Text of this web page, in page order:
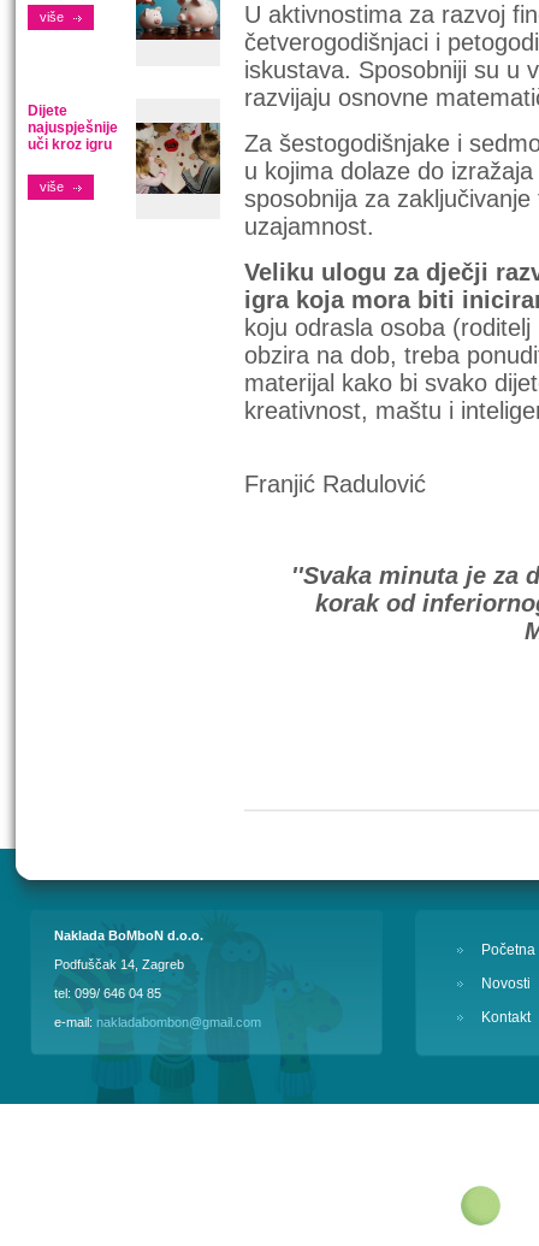
više
Dijete
najuspješnije
uči kroz igru
više
U aktivnostima za razvoj
četverogodišnjaci i
iskustava. Sposobniji su u
razvijaju osnovne
Za šestogodišnjake i
u kojima dolaze do
sposobnija za
uzajamnost.
Veliku ulogu za dječji
igra koja mora biti
koju odrasla osoba
obzira na dob, treba
materijal kako bi svako
kreativnost, maštu i
Franjić Radulović
''Svaka minuta je za
korak od
Naklada BoMboN d.o.o.
Podfuščak 14, Zagreb
tel: 099/ 646 04 85
e-mail: nakladabombon@gmail.com
Početna
Novosti
Kontakt